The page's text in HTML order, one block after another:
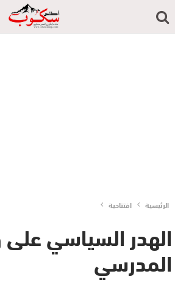
الرئيسية افتتاحية
الهدر السياسي على
المدرسي